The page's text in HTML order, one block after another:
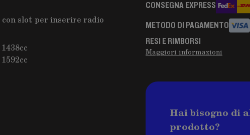
slot per inserire radio
CONSEGNA EXPRESS
METODO DI PAGAMENTO
RESI E RIMBORSI
Maggiori informazioni
Hai bisogno di
prodotto?